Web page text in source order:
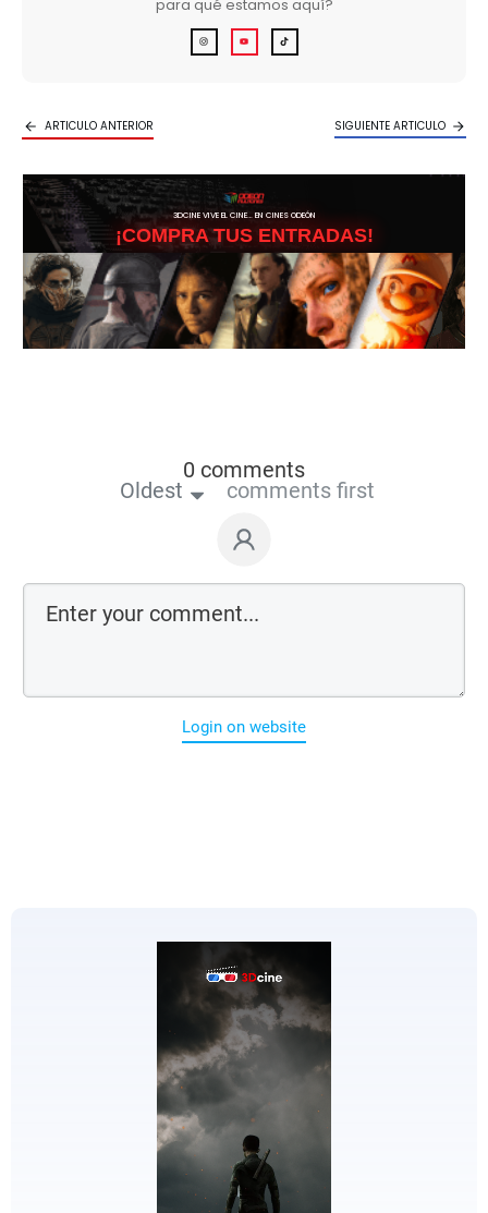
para qué estamos aquí?
ARTICULO ANTERIOR SIGUIENTE ARTICULO
3DCINE VIVE EL CINE… EN CINES ODEÓN
¡COMPRA TUS ENTRADAS!
0 comments
Oldest comments first
Login on website